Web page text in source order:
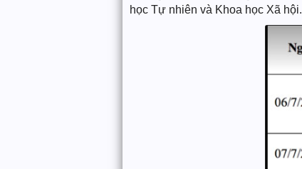
học Tự nhiên và Khoa học Xã hội.